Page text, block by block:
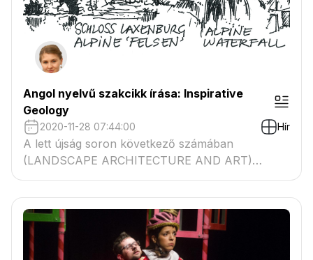
Angol nyelvű szakcikk írása: Inspirative
Geology
2020-11-28 07:44:00 Hír
A lett újság soron következő számában
(LANDSCAPE ARCHITECTURE AND ART)
megjelenő összefoglaló cikk azt vizsgálja, hogy
helyszínek geológiai megjelenése hogyan hatottak
a kertművészeti alkotásokban, valamint a kortárs
tájépítészeti koncepciókban hogyan tükröződik
egy adott vidék geomorfológiája.